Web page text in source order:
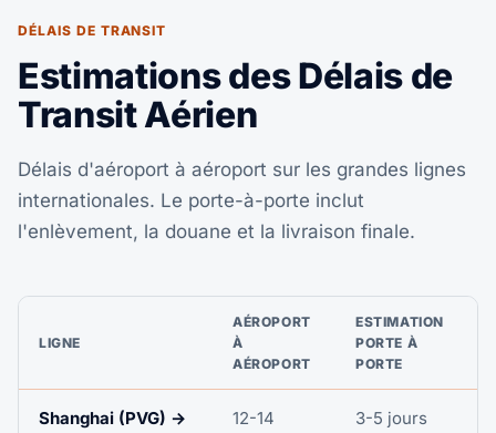
DÉLAIS DE TRANSIT
Estimations des Délais de
Transit Aérien
Délais d'aéroport à aéroport sur les grandes lignes
internationales. Le porte-à-porte inclut
l'enlèvement, la douane et la livraison finale.
LIGNE
AÉROPORT
À
AÉROPORT
ESTIMATION
PORTE À
PORTE
Shanghai (PVG) →
12-14
3-5 jours